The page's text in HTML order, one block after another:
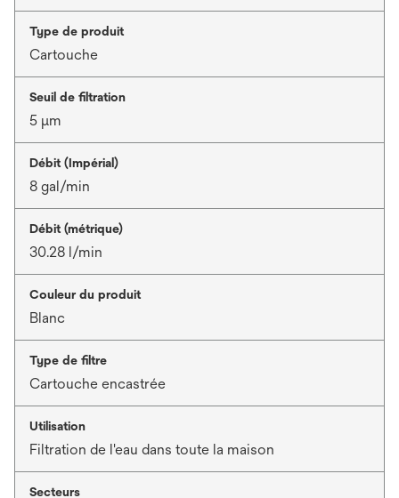
Type de produit
Cartouche
Seuil de filtration
5 μm
Débit (Impérial)
8 gal/min
Débit (métrique)
30.28 l/min
Couleur du produit
Blanc
Type de filtre
Cartouche encastrée
Utilisation
Filtration de l'eau dans toute la maison
Secteurs